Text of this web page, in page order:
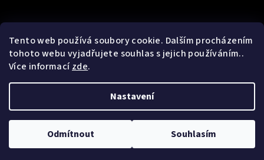
Tento web používá soubory cookie. Dalším procházením
tohoto webu vyjadřujete souhlas s jejich používáním..
Více informacízde.
Nastavení
Odmítnout Souhlasím
Informace pro vás
Obchodní podmínky
Upravit nastavení cookies
Vytvořil Shoptet